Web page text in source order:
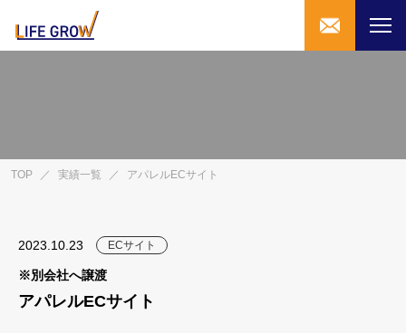
TOP ／ 実績一覧 ／ アパレルECサイト
2023.10.23 ECサイト
※別会社へ譲渡
アパレルECサイト